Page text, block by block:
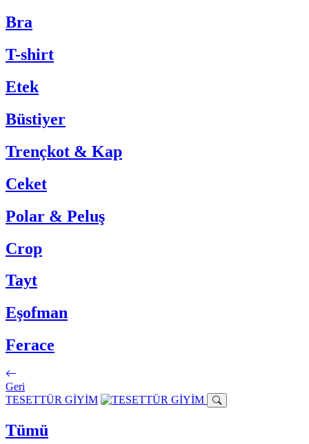
Bra
T-shirt
Etek
Büstiyer
Trençkot & Kap
Ceket
Polar & Peluş
Crop
Tayt
Eşofman
Ferace
Geri
TESETTÜR GİYİM
Tümü